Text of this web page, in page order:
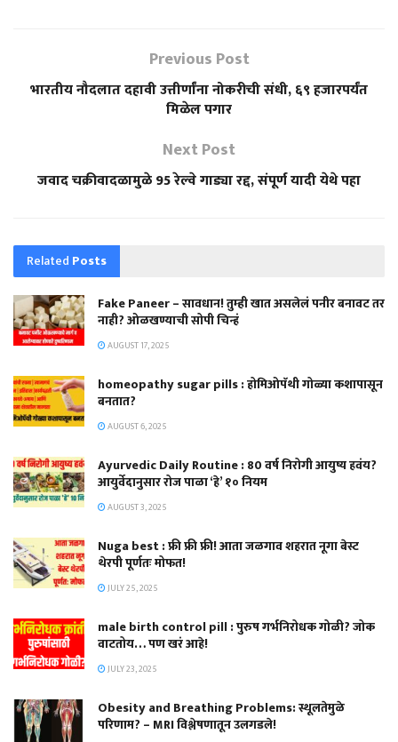
Previous Post
भारतीय नौदलात दहावी उत्तीर्णांना नोकरीची संधी, ६९ हजारपर्यंत
मिळेल पगार
Next Post
जवाद चक्रीवादळामुळे 95 रेल्वे गाड्या रद्द, संपूर्ण यादी येथे पहा
Related Posts
Fake Paneer – सावधान! तुम्ही खात असलेलं पनीर बनावट तर
नाही? ओळखण्याची सोपी चिन्हं
AUGUST 17, 2025
homeopathy sugar pills : होमिओपॅथी गोळ्या कशापासून
बनतात?
AUGUST 6, 2025
Ayurvedic Daily Routine : 80 वर्ष निरोगी आयुष्य हवंय?
आयुर्वेदानुसार रोज पाळा ‘हे’ १० नियम
AUGUST 3, 2025
Nuga best : फ्री फ्री फ्री! आता जळगाव शहरात नूगा बेस्ट
थेरपी पूर्णतः मोफत!
JULY 25, 2025
male birth control pill : पुरुष गर्भनिरोधक गोळी? जोक
वाटतोय… पण खरं आहे!
JULY 23, 2025
Obesity and Breathing Problems: स्थूलतेमुळे
परिणाम? – MRI विश्लेषणातून उलगडले!